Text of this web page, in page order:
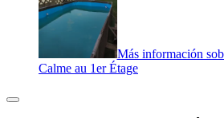
Más información
Calme au 1er Étage